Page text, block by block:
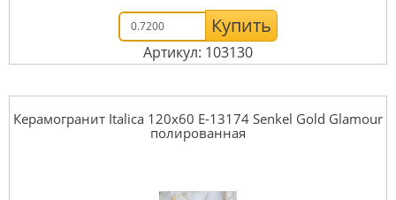
Купить
Артикул: 103130
Керамогранит Italica 120x60 E-13174 Senkel Gold Glamour
полированная